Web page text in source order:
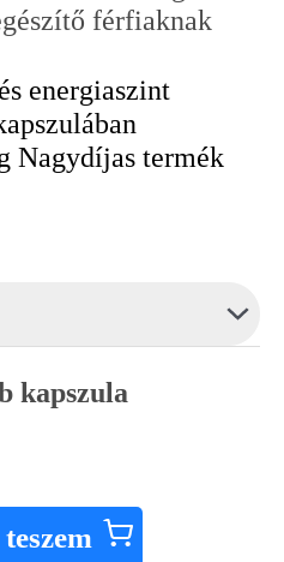
férfiaknak
energiaszint
Nagydíjas termék
kapszula